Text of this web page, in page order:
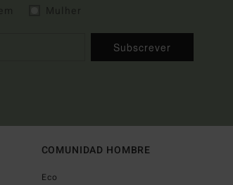
Subscrever
COMUNIDAD HOMBRE
Eco